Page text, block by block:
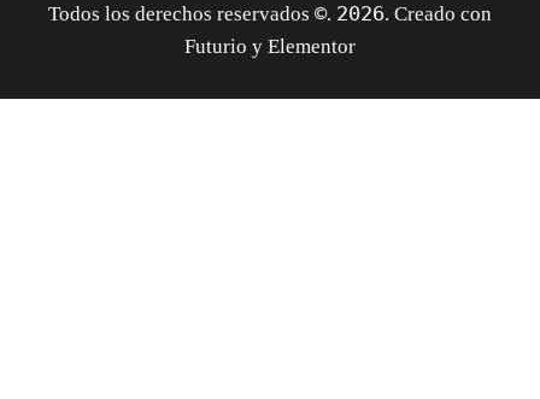
Todos los derechos reservados ©. 2026. Creado con
Futurio y Elementor